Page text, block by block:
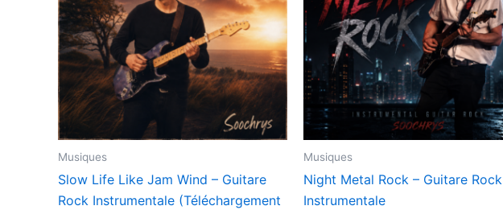
Musiques
Slow Life Like Jam Wind – Guitare
Rock Instrumentale (Téléchargement
Musiques
Night Metal Rock – Guitare Rock
Instrumentale